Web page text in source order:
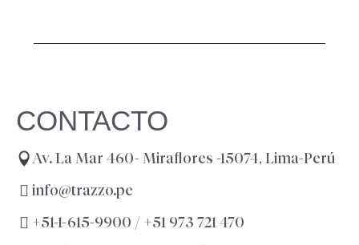
CONTACTO
Av. La Mar 460- Miraflores -15074, Lima-Perú
info@trazzo.pe
+51-1-615-9900 / +51 973 721 470